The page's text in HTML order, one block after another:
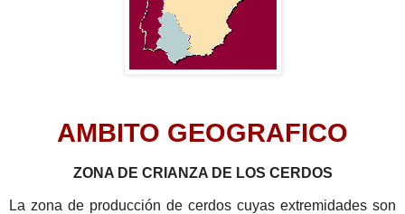
AMBITO GEOGRAFICO
ZONA DE CRIANZA DE LOS CERDOS
La zona de producción de cerdos cuyas extremidades son